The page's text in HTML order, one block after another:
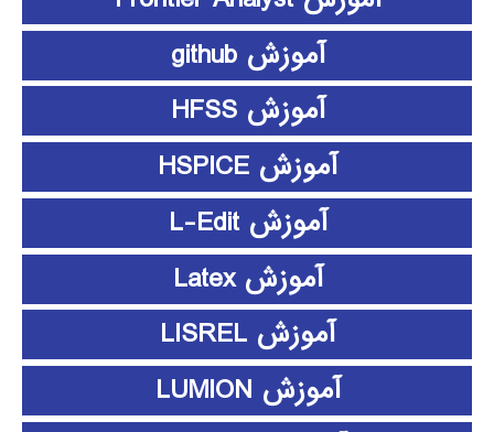
آموزش github
آموزش HFSS
آموزش HSPICE
آموزش L-Edit
آموزش Latex
آموزش LISREL
آموزش LUMION